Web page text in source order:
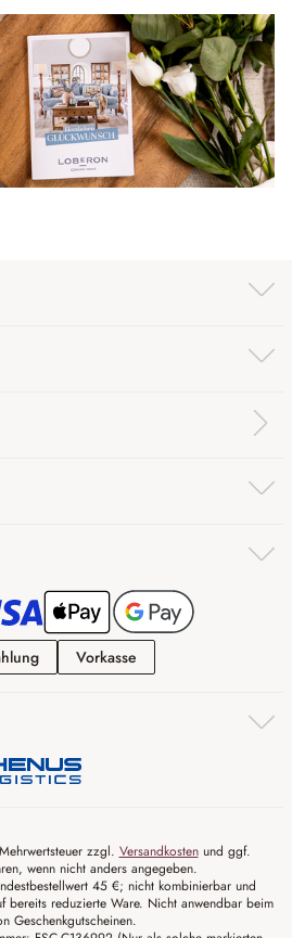
Ratenzahlung
Vorkasse
zzgl. Versandkostenund ggf.
wenn nicht anders angegeben.
45 €; nicht kombinierbar und
bereits reduzierte Ware. Nicht anwendbar beim
Geschenkgutscheinen.